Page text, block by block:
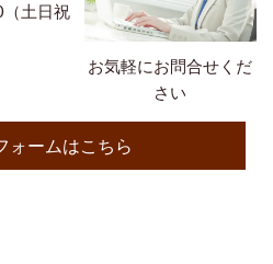
お気軽にお問合せくだ
さい
（土日祝
ォームはこちら